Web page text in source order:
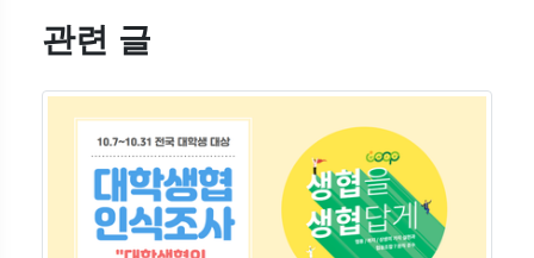
관련 글